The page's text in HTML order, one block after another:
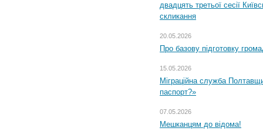
двадцять третьої сесії
скликання
20.05.2026
Про базову підготовку
15.05.2026
Міграційна служба
паспорт?»
07.05.2026
Мешканцям до відома!